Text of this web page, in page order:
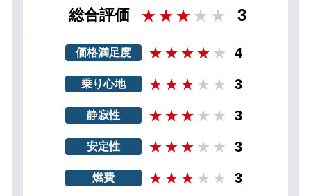
総合評価 3
価格満足度 4
乗り心地 3
静寂性 3
安定性 3
燃費 3